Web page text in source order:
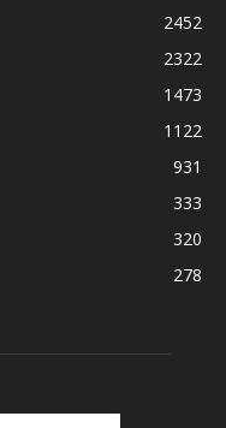
2452
2322
1473
1122
931
333
320
278